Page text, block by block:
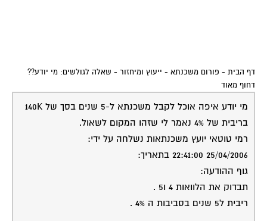
דף הבית - פורום משכנתא - ייעוץ ומיחזור - שאלה לגולשים: מי יודע??
דחוף מאוד
מי יודע איפה אוכל לקבל משכנתא ל-5 שנים בסך של 140K
בריבית של 4% נאמר לי שזהו המקום לשאול.
רמי טוטאי יועץ משכנתאות נשלחה על ידי:
25/04/2006 22:41:00 בתאריך:
גוף ההודעה:
תבדוק את הלוואות 4 ו5 .
ריבית ל5 שנים בסביבות ה 4% .